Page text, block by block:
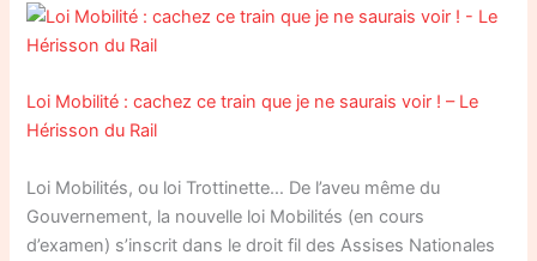
Loi Mobilité : cachez ce train que je ne saurais voir ! – Le
Hérisson du Rail
Loi Mobilités, ou loi Trottinette… De l’aveu même du
Gouvernement, la nouvelle loi Mobilités (en cours
d’examen) s’inscrit dans le droit fil des Assises Nationales